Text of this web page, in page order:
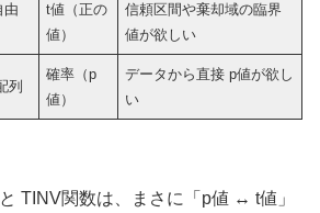
由
t値（正の
値）
信頼区間や棄却域の臨界
値が欲しい
列
確率（p
値）
データから直接 p値が欲し
い
と TINV関数は、まさに「p値 ↔ t値」